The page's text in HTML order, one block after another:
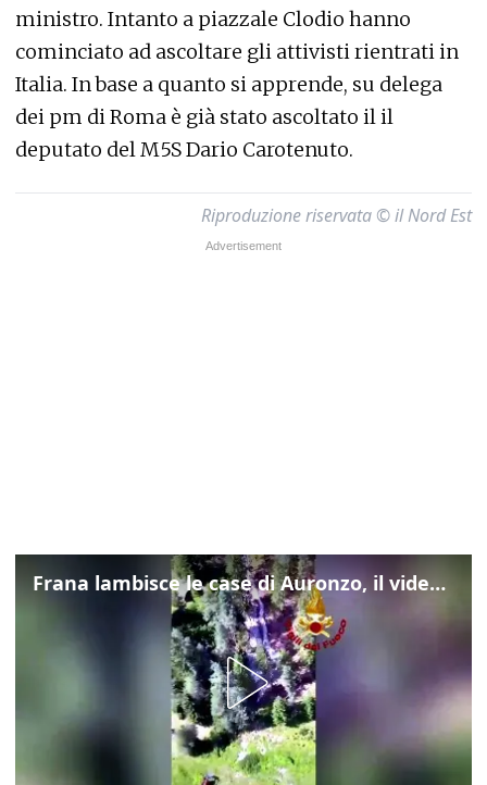
ministro. Intanto a piazzale Clodio hanno
cominciato ad ascoltare gli attivisti rientrati in
Italia. In base a quanto si apprende, su delega
dei pm di Roma è già stato ascoltato il il
deputato del M5S Dario Carotenuto.
Riproduzione riservata © il Nord Est
Frana lambisce le case di Auronzo, il video dall'elicottero dei vigili del fuoco